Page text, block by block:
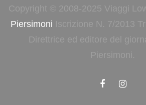
Copyright © 2008-2025 Viaggi
Piersimoni Iscrizione N. 7/2013
Direttrice ed editore del
Piersimoni.